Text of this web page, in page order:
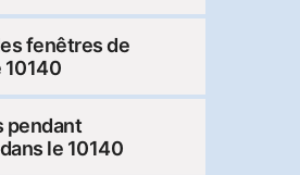
fenêtres de
10140
pendant
le 10140